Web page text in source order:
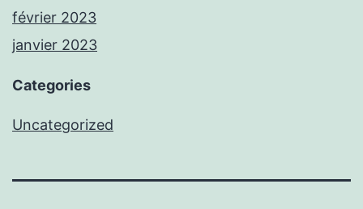
février 2023
janvier 2023
Categories
Uncategorized